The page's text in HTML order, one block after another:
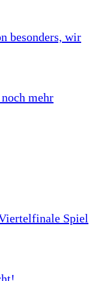
besonders, wir
mehr
Spiel